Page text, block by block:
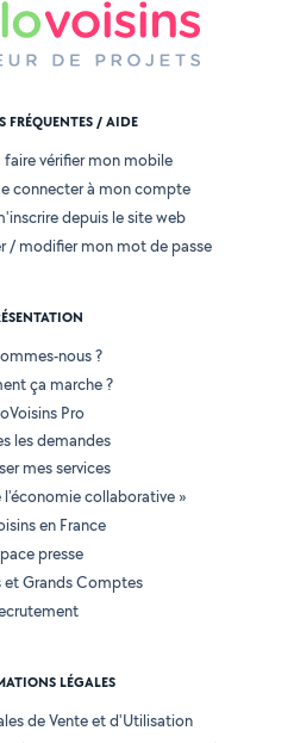
FRÉQUENTES / AIDE
faire vérifier mon mobile
connecter à mon compte
depuis le site web
/ modifier mon mot de passe
nous ?
ça marche ?
Pro
les demandes
mes services
l'économie collaborative »
en France
presse
et Grands Comptes
LÉGALES
de Vente et d'Utilisation